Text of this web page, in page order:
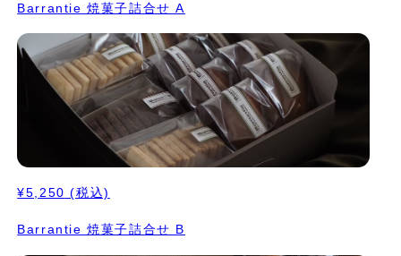
Barrantie 焼菓子詰合せ A
¥5,250 (税込)
Barrantie 焼菓子詰合せ B